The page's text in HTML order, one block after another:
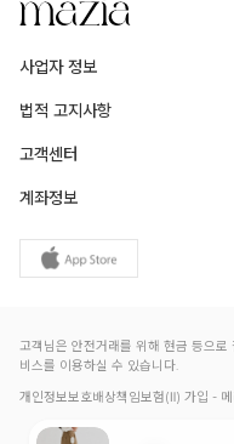
사업자 정보
법적 고지사항
고객센터
계좌정보
고객님은 안전거래를 위해 현금 등으
비스를 이용하실 수 있습니다.
개인정보보호배상책임보험(Ⅱ) 가입 -